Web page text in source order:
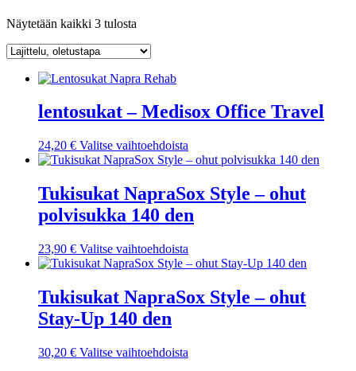
Näytetään kaikki 3 tulosta
lentosukat – Medisox Office Travel
24,20 € Valitse vaihtoehdoista
tuotteella
useampi
muunnelma.
Voit
tuotteen
sivulla.
Tukisukat NapraSox Style – ohut
polvisukka 140 den
23,90 € Valitse vaihtoehdoista
tuotteella
useampi
muunnelma.
tuotteen
Tukisukat NapraSox Style – ohut
Stay-Up 140 den
30,20 € Valitse vaihtoehdoista